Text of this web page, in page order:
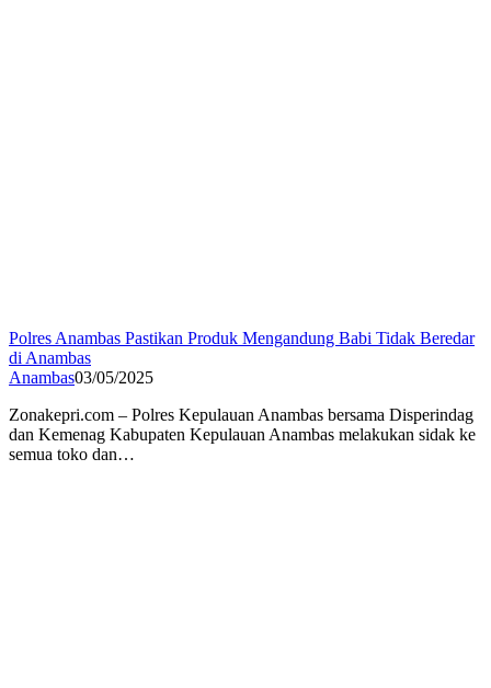
Polres Anambas Pastikan Produk Mengandung Babi Tidak Beredar
di Anambas
Anambas03/05/2025
Zonakepri.com – Polres Kepulauan Anambas bersama Disperindag
dan Kemenag Kabupaten Kepulauan Anambas melakukan sidak ke
semua toko dan…